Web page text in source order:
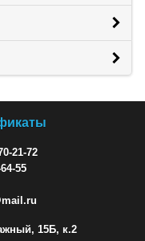
21-72
55
15Б, к.2